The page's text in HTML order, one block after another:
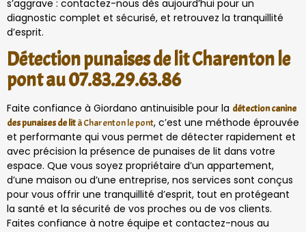
s’aggrave : contactez-nous dès aujourd’hui pour un
diagnostic complet et sécurisé, et retrouvez la tranquillité
d’esprit.
Détection punaises de lit Charenton le
pont au 07.83.29.63.86
Faite confiance à Giordano antinuisible pour la détection canine
des punaises de lità Charenton le pont, c’est une méthode éprouvée
et performante qui vous permet de détecter rapidement et
avec précision la présence de punaises de lit dans votre
espace. Que vous soyez propriétaire d’un appartement,
d’une maison ou d’une entreprise, nos services sont conçus
pour vous offrir une tranquillité d’esprit, tout en protégeant
la santé et la sécurité de vos proches ou de vos clients.
Faites confiance à notre équipe et contactez-nous au